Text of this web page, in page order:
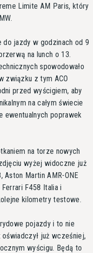
Limite AM Paris, który
do jazdy w godzinach od 9
na lunch o 13.
spowodowało
związku z tym ACO
przed wyścigiem, aby
na całym świecie
ewentualnych poprawek
na torze nowych
wyżej widoczne już
Martin AMR-ONE
F458 Italia i
kilometry testowe.
pojazdy i to nie
już wcześniej,
wyścigu. Będą to